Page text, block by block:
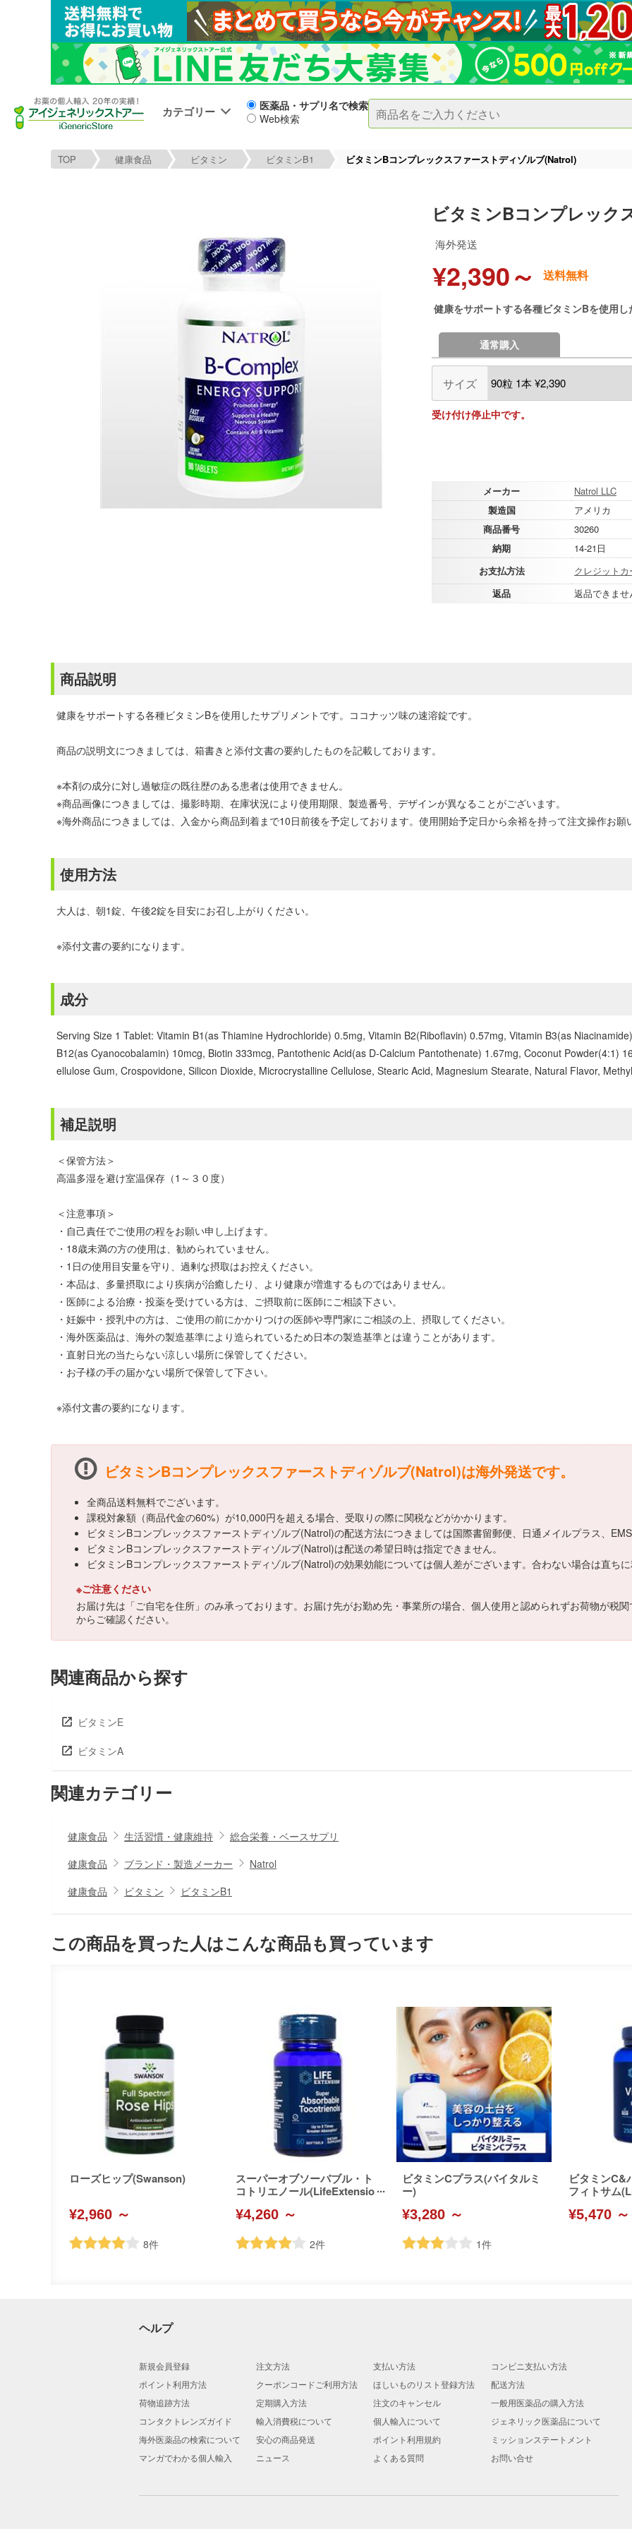
カテゴリー
医薬品・サプリ名で検索
Web検索
TOP 健康食品 ビタミン ビタミンB1 ビタミンBコンプレックスファーストディゾルブ(Natrol)
ビタミンBコンプレック
海外発送
¥2,390～ 送料無料
健康をサポートする各種ビタミンBを使用
通常購入
サイズ
受け付け停止中です。
メーカー
Natrol LLC
製造国
アメリカ
商品番号
30260
納期
14-21日
お支払方法
クレジットカ
返品
返品できま
商品説明
健康をサポートする各種ビタミンBを使用したサプリメントです。ココナッツ味の速溶錠です。
商品の説明文につきましては、箱書きと添付文書の要約したものを記載しております。
※本剤の成分に対し過敏症の既往歴のある患者は使用できません。
※商品画像につきましては、撮影時期、在庫状況により使用期限、製造番号、デザインが異なることがございます。
※海外商品につきましては、入金から商品到着まで10日前後を予定しております。使用開始予定日から余裕を持って注文操作お願
使用方法
大人は、朝1錠、午後2錠を目安にお召し上がりください。
※添付文書の要約になります。
成分
Serving Size 1 Tablet: Vitamin B1(as Thiamine Hydrochloride) 0.5mg, Vitamin B2(Riboflavin) 0.57mg, Vitamin B3(as
B12(as Cyanocobalamin) 10mcg, Biotin 333mcg, Pantothenic Acid(as D-Calcium Pantothenate) 1.67mg, Coconut Powder(4:1)
ellulose Gum, Crospovidone, Silicon Dioxide, Microcrystalline Cellulose, Stearic Acid, Magnesium Stearate, Natural Flavor,
補足説明
＜保管方法＞
高温多湿を避け室温保存（1～３０度）
＜注意事項＞
・自己責任でご使用の程をお願い申し上げます。
・18歳未満の方の使用は、勧められていません。
・1日の使用目安量を守り、過剰な摂取はお控えください。
・本品は、多量摂取により疾病が治癒したり、より健康が増進するものではありません。
・医師による治療・投薬を受けている方は、ご摂取前に医師にご相談下さい。
・妊娠中・授乳中の方は、ご使用の前にかかりつけの医師や専門家にご相談の上、摂取してください。
・海外医薬品は、海外の製造基準により造られているため日本の製造基準とは違うことがあります。
・直射日光の当たらない涼しい場所に保管してください。
・お子様の手の届かない場所で保管して下さい。
※添付文書の要約になります。
ビタミンBコンプレックスファーストディゾルブ(Natrol)は海外発送です。
全商品送料無料でございます。
課税対象額（商品代金の60%）が10,000円を超える場合、受取りの際に関税などがかかります。
ビタミンBコンプレックスファーストディゾルブ(Natrol)の配送方法につきましては国際書留郵便、日通メイルプラス、EMS
ビタミンBコンプレックスファーストディゾルブ(Natrol)は配送の希望日時は指定できません。
ビタミンBコンプレックスファーストディゾルブ(Natrol)の効果効能については個人差がございます。合わない場合は直ち
※ご注意ください
お届け先は「ご自宅を住所」のみ承っております。お届け先がお勤め先・事業所の場合、個人使用と認められずお荷物が税
からご確認ください。
関連商品から探す
ビタミンE
ビタミンA
関連カテゴリー
健康食品 生活習慣・健康維持
総合栄養・ベースサプリ
健康食品
ブランド・製造メーカー
Natrol
健康食品
ビタミン ビタミンB1
この商品を買った人はこんな商品も買っています
ローズヒップ(Swanson)
¥2,960 ～
8件
スーパーオブソーバブル・ト
コトリエノール(LifeExtensio
¥4,260 ～
2件
ビタミンCプラス(バイタルミ
ー)
¥3,280 ～
1件
ビタミンC&
フィトサム
¥5,470 ～
ヘルプ
新規会員登録 注文方法 支払い方法
コンビニ支払い方法
ポイント利用方法
クーポンコードご利用方法 ほしいものリスト登録方法
配送方法
荷物追跡方法
定期購入方法 注文のキャンセル
一般用医薬品の購入方法
コンタクトレンズガイド
輸入消費税について 個人輸入について
ジェネリック医薬品について
海外医薬品の検索について
安心の商品発送 ポイント利用規約
ミッションステートメント
マンガでわかる個人輸入
ニュース よくある質問 お問い合せ